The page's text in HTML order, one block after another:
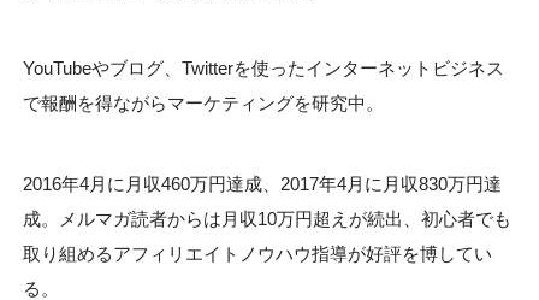
YouTubeやブログ、Twitterを使ったインターネットビジネス
で報酬を得ながらマーケティングを研究中。
2016年4月に月収460万円達成、2017年4月に月収830万円達
成。メルマガ読者からは月収10万円超えが続出、初心者でも
取り組めるアフィリエイトノウハウ指導が好評を博してい
る。